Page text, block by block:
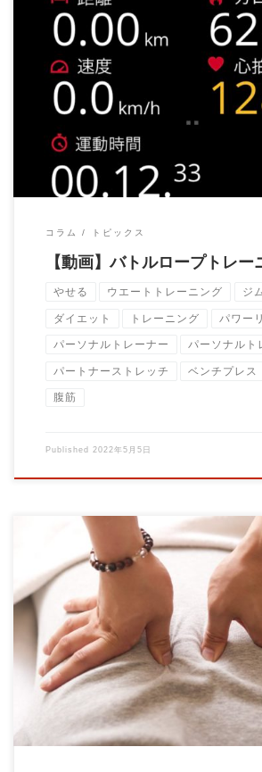
当ジムではバトルロープを使ったエクササ
お客様にやっても […]
コラム トピックス
【動画】バトルロープトレー
やせる ウエートトレーニング ジ
ダイエット トレーニング パワー
パーソナルトレーナー パーソナルト
パートナーストレッチ ベンチプレス
腹筋
Published 2022年5月5日
腰が痛い このお悩みを持って来館される方
す。 腰痛の「原因」はズバリ 運動不足で